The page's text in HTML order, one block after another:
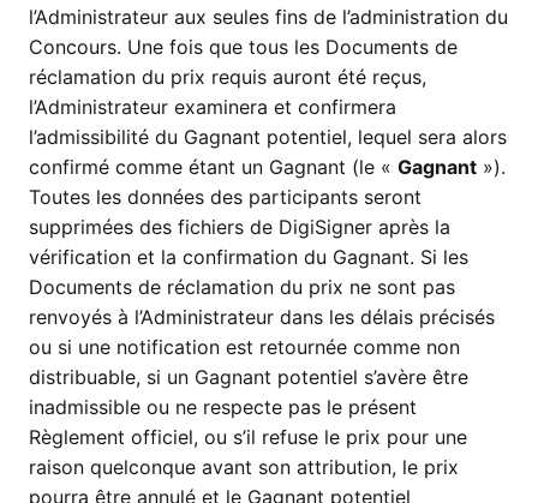
l’Administrateur aux seules fins de l’administration du
Concours. Une fois que tous les Documents de
réclamation du prix requis auront été reçus,
l’Administrateur examinera et confirmera
l’admissibilité du Gagnant potentiel, lequel sera alors
confirmé comme étant un Gagnant (le « Gagnant »).
Toutes les données des participants seront
supprimées des fichiers de DigiSigner après la
vérification et la confirmation du Gagnant. Si les
Documents de réclamation du prix ne sont pas
renvoyés à l’Administrateur dans les délais précisés
ou si une notification est retournée comme non
distribuable, si un Gagnant potentiel s’avère être
inadmissible ou ne respecte pas le présent
Règlement officiel, ou s’il refuse le prix pour une
raison quelconque avant son attribution, le prix
pourra être annulé et le Gagnant potentiel